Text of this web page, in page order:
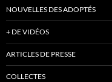
NOUVELLES DES ADOPTÉS
+ DE VIDÉOS
ARTICLES DE PRESSE
COLLECTES